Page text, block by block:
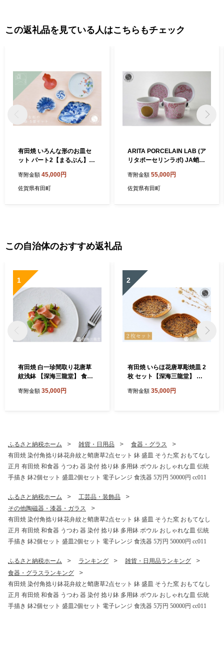
この返礼品を見ている人はこちらもチェック
有田焼 いろんな形のお皿セ
ット パート2【まるぶん】器
ディネート 皿 小皿 豆皿 盛皿
小鉢 お祝い 和風 染付 ブルー
寄附金額 45,000円
佐賀県有田町
ARITA PORCELAIN LAB (ア
リタポーセリンラボ) JA蛸唐
皿ペアセット 有田焼 そば猪
口 そばちょこ 豆皿 cg015
寄附金額 55,000円
佐賀県有田町
この自治体のおすすめ返礼品
1
有田焼 白一珍間取り花唐草
紋浅鉢 【深海三龍堂】 食器
陶磁器 シンプル おしゃれ い
寄附金額 35,000円
2
有田焼 いらほ花唐草彫焼皿 2
枚 セット【深海三龍堂】 食
菓子皿 銘々皿 中皿 楕円 和食
寄附金額 35,000円
ふるさと納税ホーム 雑貨・日用品
食器・グラス
有田焼 染付角捻り鉢花弁紋と蛸唐草2点セット 鉢 盛皿 そうた窯 おもてなし
正月 有田焼 和食器 うつわ 器 染付 捻り鉢 多用鉢 ボウル おしゃれな皿 伝統
手描き 鉢2個セット 盛皿2個セット 電子レンジ 食洗器 5万円 50000円 cc011
ふるさと納税ホーム
工芸品・装飾品
その他陶磁器・漆器・ガラス
有田焼 染付角捻り鉢花弁紋と蛸唐草2点セット 鉢 盛皿 そうた窯 おもてなし
正月 有田焼 和食器 うつわ 器 染付 捻り鉢 多用鉢 ボウル おしゃれな皿 伝統
手描き 鉢2個セット 盛皿2個セット 電子レンジ 食洗器 5万円 50000円 cc011
ふるさと納税ホーム ランキング
雑貨・日用品ランキング
食器・グラスランキング
有田焼 染付角捻り鉢花弁紋と蛸唐草2点セット 鉢 盛皿 そうた窯 おもてなし
正月 有田焼 和食器 うつわ 器 染付 捻り鉢 多用鉢 ボウル おしゃれな皿 伝統
手描き 鉢2個セット 盛皿2個セット 電子レンジ 食洗器 5万円 50000円 cc011